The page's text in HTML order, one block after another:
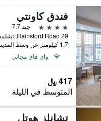
فندق كاونتي
4 نجوم
جيد 7.7
29 Rainsford Road, تشلمسفورد, المملكة المتحدة
1.7 كيلومتر عن وسط المدينة
واي فاي مجاني
417 ﷼
المتوسط في الليلة
تشانلز هوتل